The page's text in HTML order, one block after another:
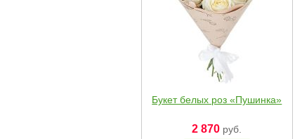
Букет белых роз «Пушинка»
2 870 руб.